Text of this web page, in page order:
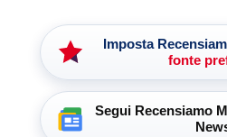
Imposta
fonte
Segui Recensiamo